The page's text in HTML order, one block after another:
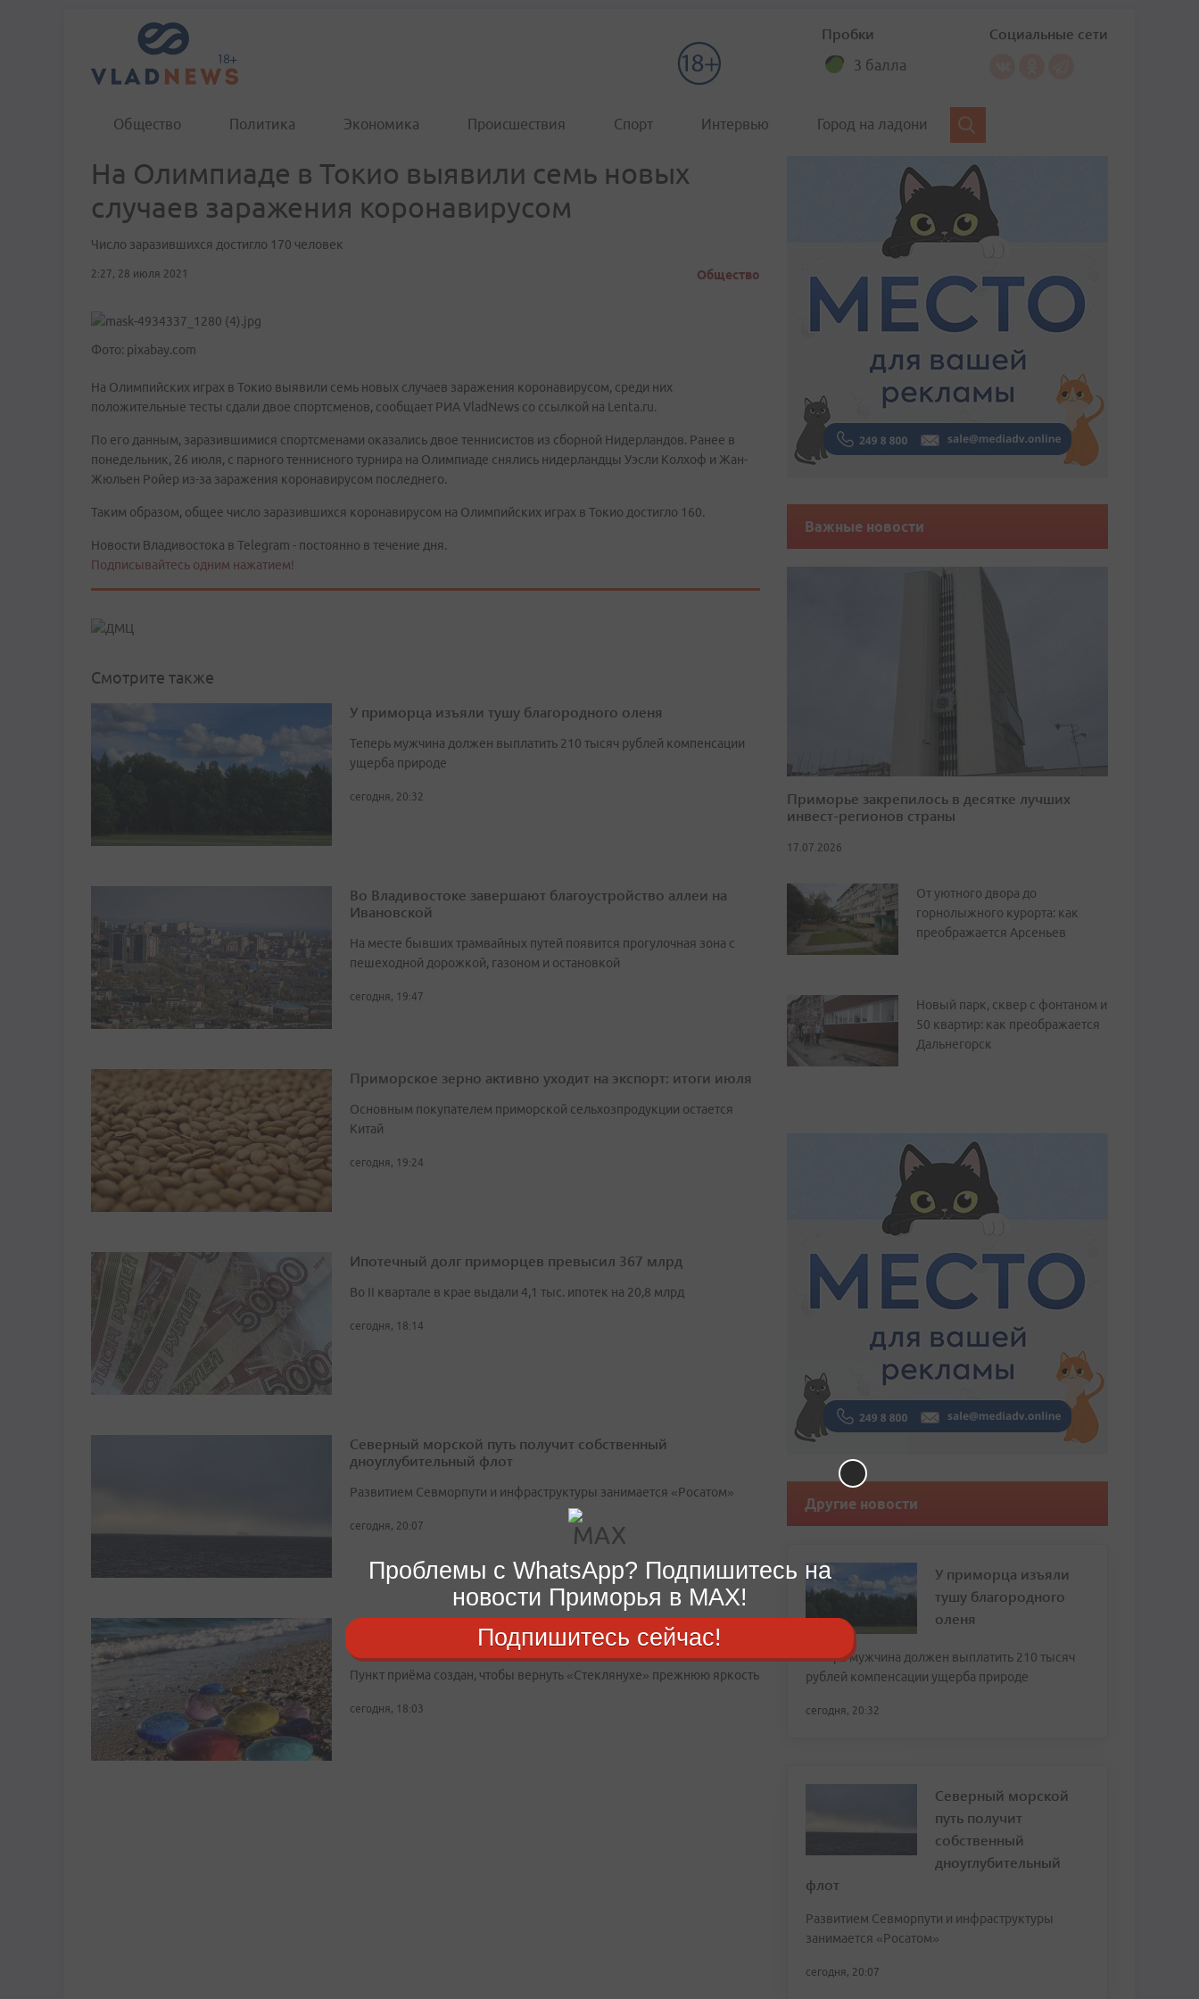
Пробки
3 балла
Социальные сети
Общество Политика Экономика Происшествия Спорт Интервью Город на ладони
На Олимпиаде в Токио выявили семь новых
случаев заражения коронавирусом
Число заразившихся достигло 170 человек
2:27, 28 июля 2021 Общество
Фото: pixabay.com
На Олимпийских играх в Токио выявили семь новых случаев заражения коронавирусом, среди них
положительные тесты сдали двое спортсменов, сообщает РИА VladNews со ссылкой на Lenta.ru.
По его данным, заразившимися спортсменами оказались двое теннисистов из сборной Нидерландов. Ранее в
понедельник, 26 июля, с парного теннисного турнира на Олимпиаде снялись нидерландцы Уэсли Колхоф и Жан-
Жюльен Ройер из-за заражения коронавирусом последнего.
Таким образом, общее число заразившихся коронавирусом на Олимпийских играх в Токио достигло 160.
Новости Владивостока в Telegram - постоянно в течение дня.
Подписывайтесь одним нажатием!
Смотрите также
У приморца изъяли тушу благородного оленя
Теперь мужчина должен выплатить 210 тысяч рублей компенсации
ущерба природе
сегодня, 20:32
Во Владивостоке завершают благоустройство аллеи на
Ивановской
На месте бывших трамвайных путей появится прогулочная зона с
пешеходной дорожкой, газоном и остановкой
сегодня, 19:47
Приморское зерно активно уходит на экспорт: итоги июля
Основным покупателем приморской сельхозпродукции остается
Китай
сегодня, 19:24
Ипотечный долг приморцев превысил 367 млрд
Во II квартале в крае выдали 4,1 тыс. ипотек на 20,8 млрд
сегодня, 18:14
Северный морской путь получит собственный
дноуглубительный флот
Развитием Севморпути и инфраструктуры занимается «Росатом»
сегодня, 20:07
Блогер из Владивостока собирает стекло для
восстановления бухты Стеклянной
Пункт приёма создан, чтобы вернуть «Стеклянухе» прежнюю яркость
сегодня, 18:03
Важные новости
Приморье закрепилось в десятке лучших
инвест-регионов страны
17.07.2026
От уютного двора до
горнолыжного курорта: как
преображается Арсеньев
Новый парк, сквер с фонтаном и
50 квартир: как преображается
Дальнегорск
Другие новости
У приморца изъяли
тушу благородного
оленя
Теперь мужчина должен выплатить 210 тысяч
рублей компенсации ущерба природе
сегодня, 20:32
Северный морской
путь получит
собственный
дноуглубительный
флот
Развитием Севморпути и инфраструктуры
занимается «Росатом»
сегодня, 20:07
Проблемы с WhatsApp? Подпишитесь на
новости Приморья в MAX!
Подпишитесь сейчас!